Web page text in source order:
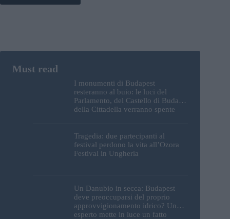
I monumenti di Budapest
resteranno al buio: le luci del
Parlamento, del Castello di Buda e
della Cittadella verranno spente
Tragedia: due partecipanti al
festival perdono la vita all’Ozora
Festival in Ungheria
Un Danubio in secca: Budapest
deve preoccuparsi del proprio
approvvigionamento idrico? Un
esperto mette in luce un fatto